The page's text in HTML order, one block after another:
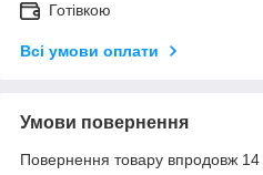
Готівкою
Всі умови оплати
Умови повернення
Повернення товару впродовж 14